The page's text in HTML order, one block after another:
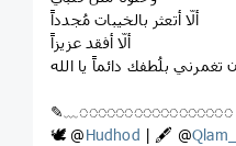
ألّا أتعثر بالخيبات مُجدداً
ألّا أفقد عزيزاً
✎﹏◌◌◌◌◌◌◌◌◌◌◌◌◌◌◌◌◌
🕊 @Hudhod | 🖋 @